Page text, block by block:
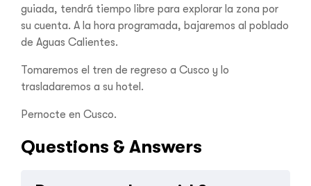
guiada, tendrá tiempo libre para explorar la zona por
su cuenta. A la hora programada, bajaremos al poblado
de Aguas Calientes.
Tomaremos el tren de regreso a Cusco y lo
trasladaremos a su hotel.
Pernocte en Cusco.
Questions & Answers